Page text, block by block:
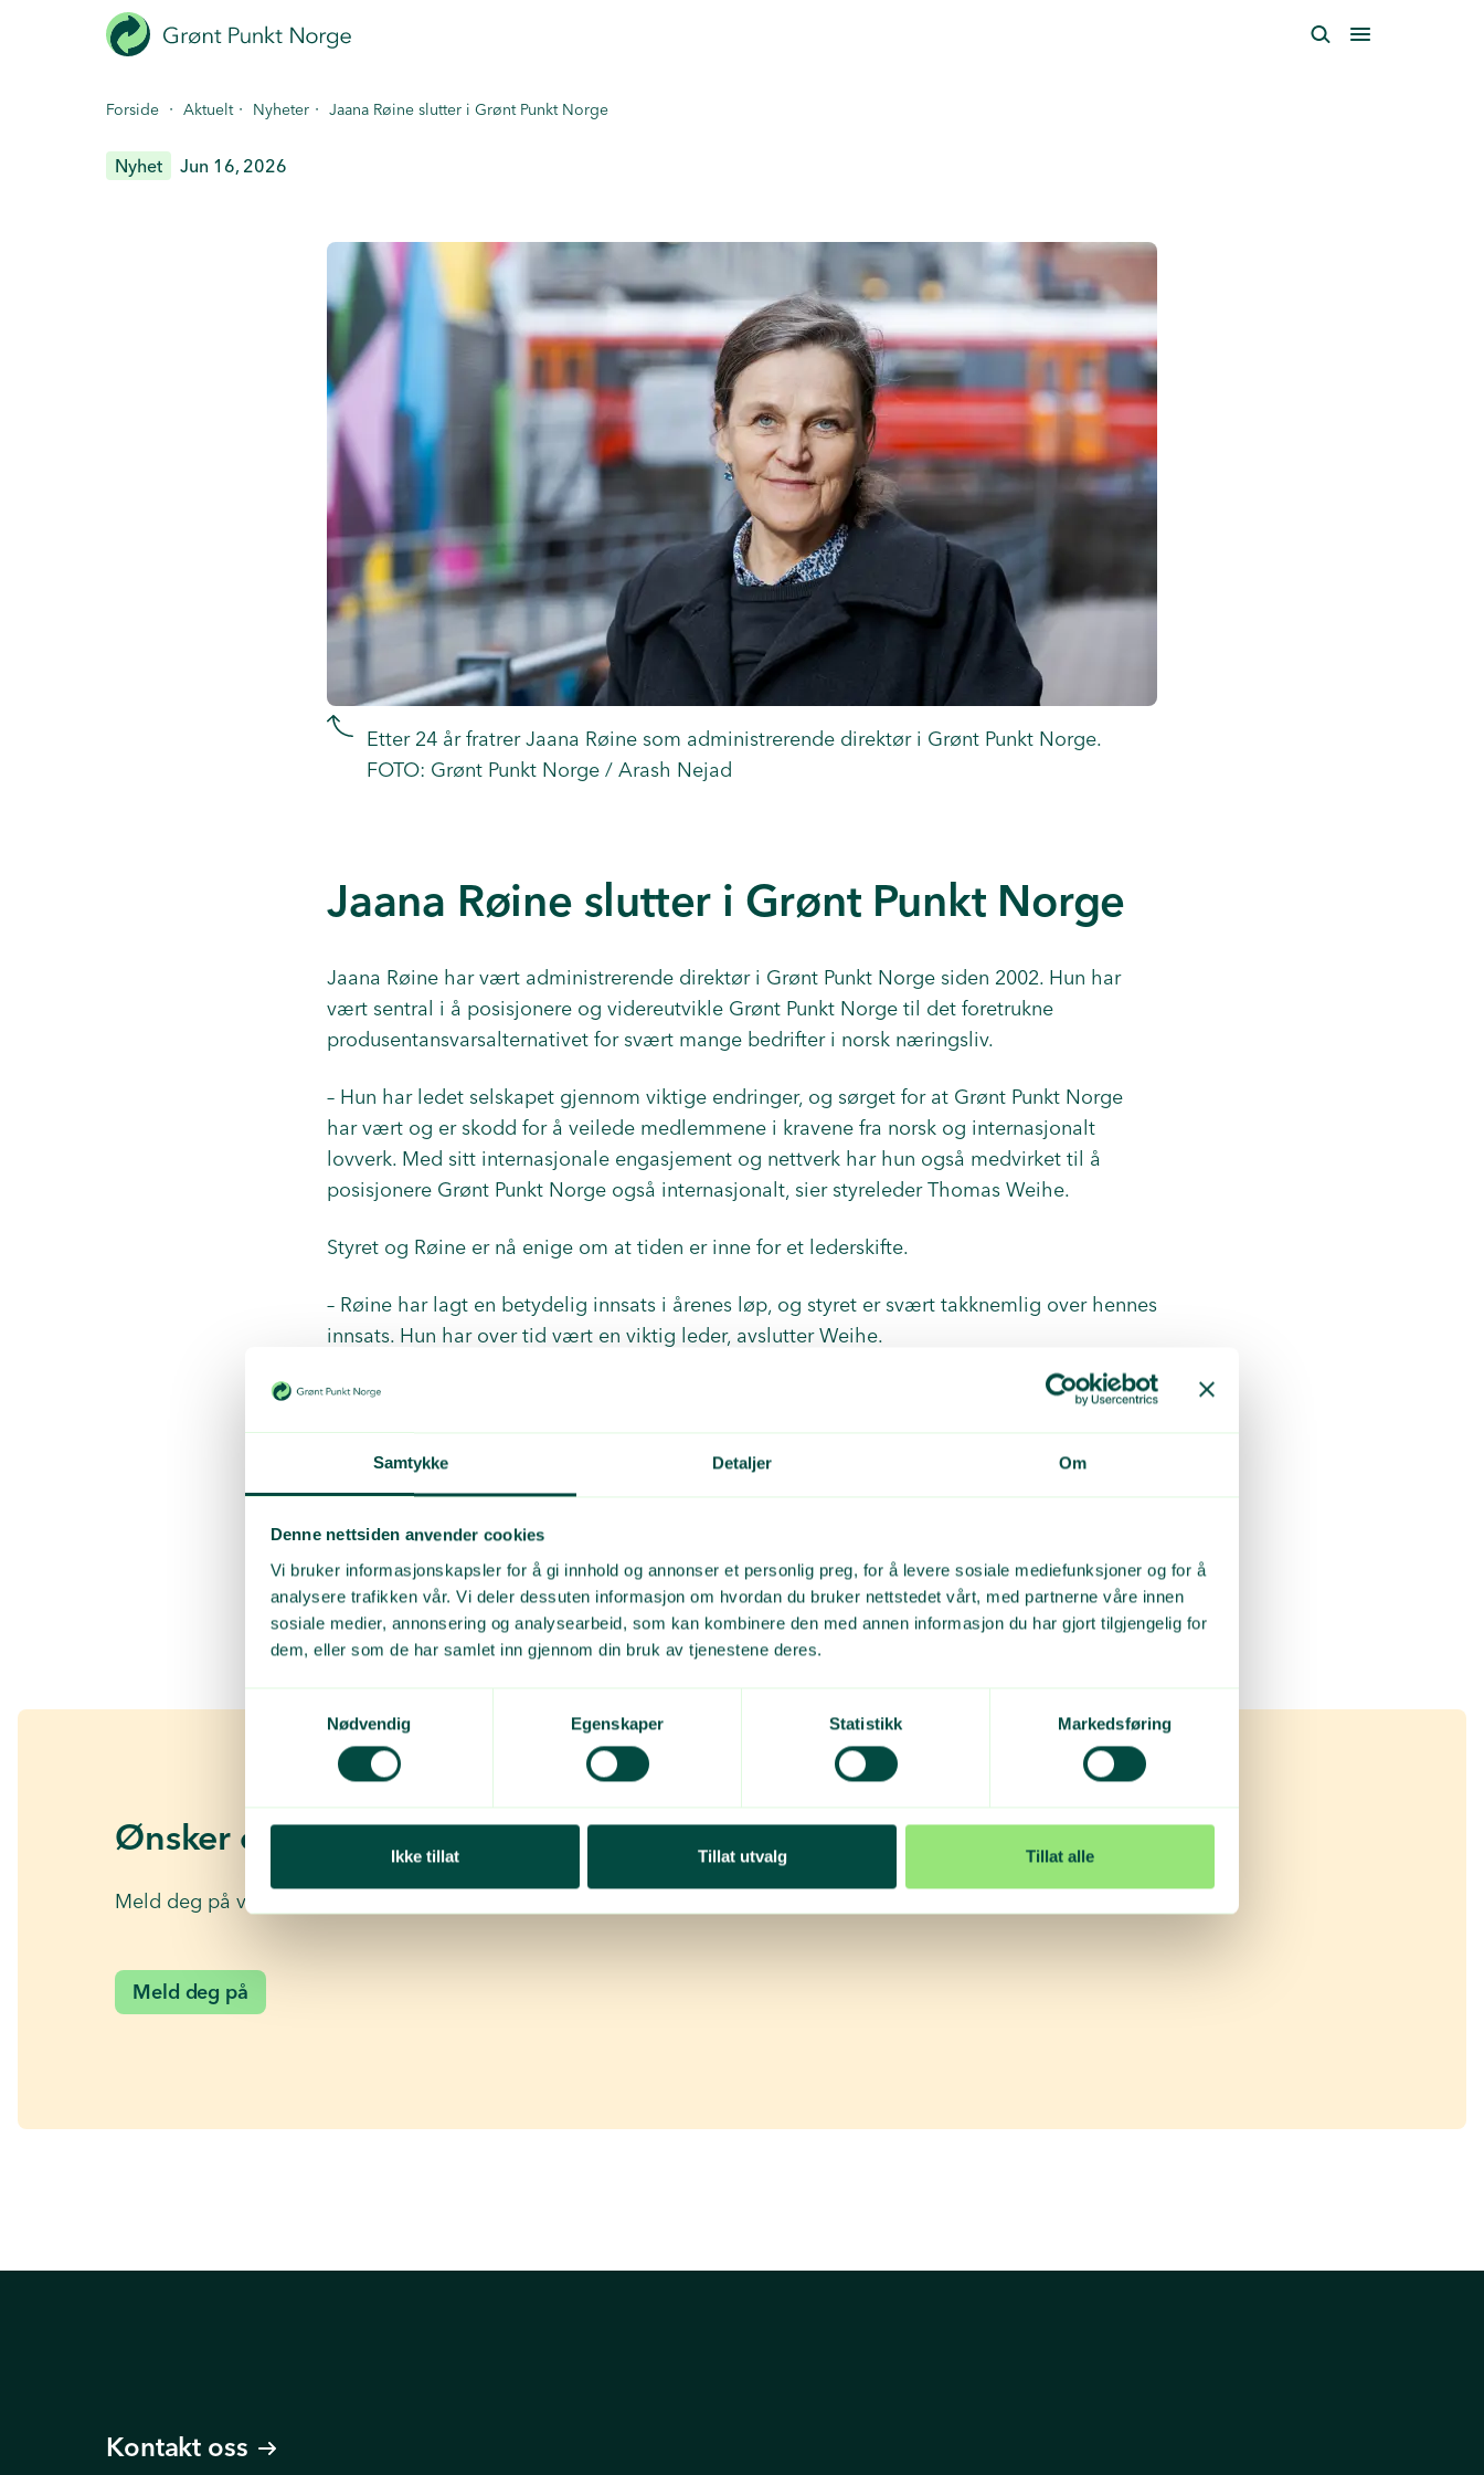
Samtykke Detaljer Om
Denne nettsiden anvender cookies
Vi bruker informasjonskapsler for å gi innhold og annonser et personlig preg, for å levere sosiale mediefunksjoner og for å
analysere trafikken vår. Vi deler dessuten informasjon om hvordan du bruker nettstedet vårt, med partnerne våre innen
sosiale medier, annonsering og analysearbeid, som kan kombinere den med annen informasjon du har gjort tilgjengelig for
dem, eller som de har samlet inn gjennom din bruk av tjenestene deres.
Nødvendig
Egenskaper Statistikk Markedsføring
Ikke tillat Tillat utvalg Tillat alle
Forside · Aktuelt · Nyheter · Jaana Røine slutter i Grønt Punkt Norge
Nyhet Jun 16, 2026
Etter 24 år fratrer Jaana Røine som administrerende direktør i Grønt Punkt Norge.
FOTO: Grønt Punkt Norge / Arash Nejad
Jaana Røine slutter i Grønt Punkt Norge
Jaana Røine har vært administrerende direktør i Grønt Punkt Norge siden 2002. Hun har
vært sentral i å posisjonere og videreutvikle Grønt Punkt Norge til det foretrukne
produsentansvarsalternativet for svært mange bedrifter i norsk næringsliv.
– Hun har ledet selskapet gjennom viktige endringer, og sørget for at Grønt Punkt Norge
har vært og er skodd for å veilede medlemmene i kravene fra norsk og internasjonalt
lovverk. Med sitt internasjonale engasjement og nettverk har hun også medvirket til å
posisjonere Grønt Punkt Norge også internasjonalt, sier styreleder Thomas Weihe.
Styret og Røine er nå enige om at tiden er inne for et lederskifte.
– Røine har lagt en betydelig innsats i årenes løp, og styret er svært takknemlig over hennes
innsats. Hun har over tid vært en viktig leder, avslutter Weihe.
– Jeg er stolt av de resultater som de ansatte og jeg har bidratt til i årenes løp for Grønt
produsentansvarsrollen og i lovverk, har det vært givende å kunne både levere tjenester
riktig, sier Jaana Røine.
Ønsker du mer av dette? 👋
Meld deg på vårt nyhetsbrev for små og store oppdateringer.
Meld deg på
Kontakt oss